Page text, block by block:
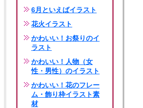
6月といえばイラスト
花火イラスト
かわいい！お祭りのイ
ラスト
かわいい！人物（女
性・男性）のイラスト
かわいい！花のフレー
ム・飾り枠イラスト素
材